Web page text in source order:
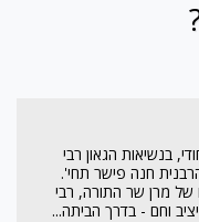
בנשיאות הגאון רבי
חנה פישר תחי'.
כ-5 שנים במעונו של מרן שר התורה, רבי
וחם - בדרך הביתה...